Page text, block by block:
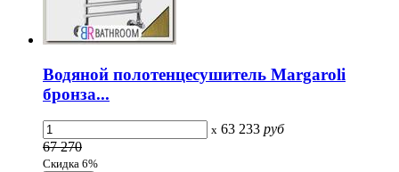
Водяной полотенцесушитель Margaroli
бронза...
x 63 233 руб
67 270
Скидка 6%